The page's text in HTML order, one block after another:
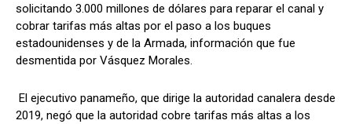
solicitando 3.000 millones de dólares para reparar el canal y
cobrar tarifas más altas por el paso a los buques
estadounidenses y de la Armada, información que fue
desmentida por Vásquez Morales.
El ejecutivo panameño, que dirige la autoridad canalera desde
2019, negó que la autoridad cobre tarifas más altas a los